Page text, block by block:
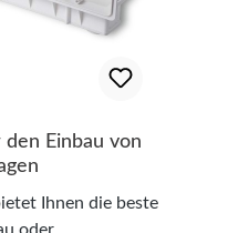
Einbau von
Ihnen die beste